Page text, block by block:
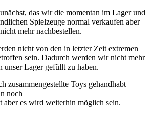
das wir die momentan im Lager und
Spielzeuge normal verkaufen aber
mehr nachbestellen.
nicht von den in letzter Zeit extremen
sein. Dadurch werden wir nicht mehr
unser Lager gefüllt zu haben.
zusammengestellte Toys gehandhabt
noch
aber es wird weiterhin möglich sein.